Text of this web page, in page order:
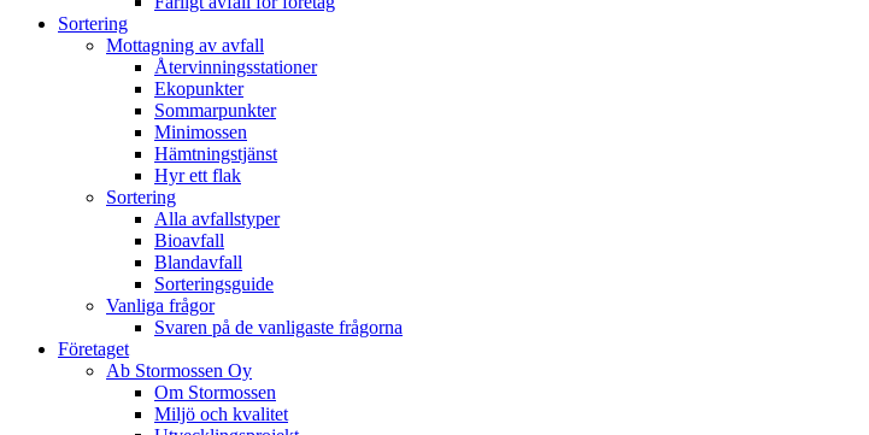
Sortering
Mottagning av avfall
Återvinningsstationer
Ekopunkter
Sommarpunkter
Minimossen
Hämtningstjänst
Hyr ett flak
Sortering
Alla avfallstyper
Bioavfall
Blandavfall
Sorteringsguide
Vanliga frågor
Svaren på de vanligaste frågorna
Företaget
Ab Stormossen Oy
Om Stormossen
Miljö och kvalitet